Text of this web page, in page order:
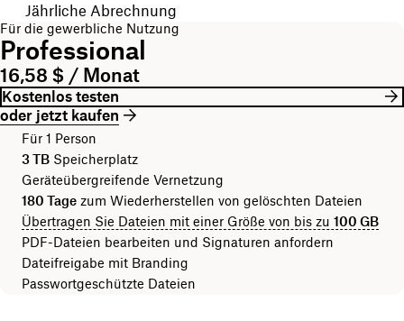
Jährliche Abrechnung
Für die gewerbliche Nutzung
Professional
16,58 $ / Monat
Kostenlos testen
oder jetzt kaufen
Für 1 Person
3 TB Speicherplatz
Geräteübergreifende Vernetzung
180 Tage zum Wiederherstellen von gelöschten Dateien
Übertragen Sie Dateien mit einer Größe von bis zu 100 GB
PDF-Dateien bearbeiten und Signaturen anfordern
Dateifreigabe mit Branding
Passwortgeschützte Dateien